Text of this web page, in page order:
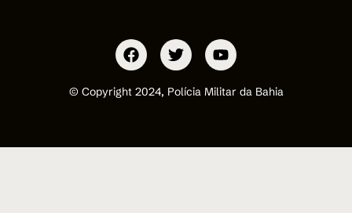
© Copyright 2024, Polícia Militar da Bahia